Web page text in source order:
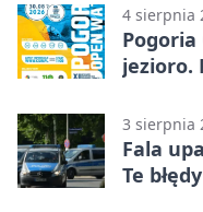
4 sierpnia
jezioro.
3 sierpnia
Fala
Te